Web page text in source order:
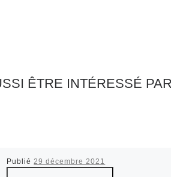
ÊTRE INTÉRESSÉ PAR
Publié29 décembre 2021